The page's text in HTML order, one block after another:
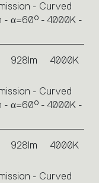
- Curved
- α=60° - 4000K -
928lm 4000K
- Curved
- α=60° - 4000K -
928lm 4000K
- Curved